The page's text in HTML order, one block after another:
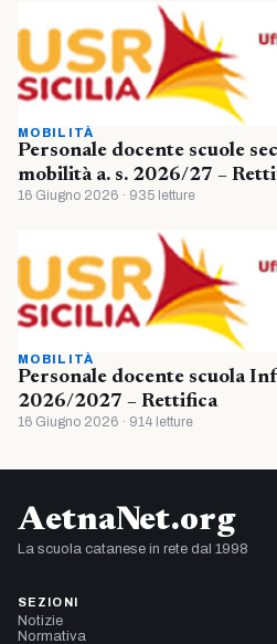
MOBILITÀ
Personale docente scuole
mobilità a. s. 2026/27 –
16 Giugno 2026 · 935 letture
MOBILITÀ
Personale docente scuola
2026/2027 – Rettifica
16 Giugno 2026 · 914 letture
AetnaNet.org
La scuola catanese in rete dal 1998
SEZIONI
Notizie
Normativa